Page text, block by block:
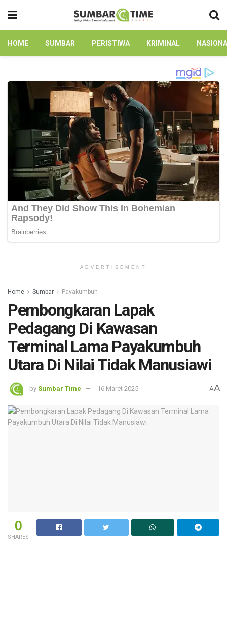
HOME SUMBAR PERISTIWA KRIMINAL
ADVERTISEMENT
Home Sumbar Payakumbuh
Pembongkaran Lapak
Pedagang Di Kawasan
Terminal Lama Payakumbuh
Utara Di Nilai Tidak Manusiawi
by Sumbar Time 16 Maret 2025 AA
0
SHARES